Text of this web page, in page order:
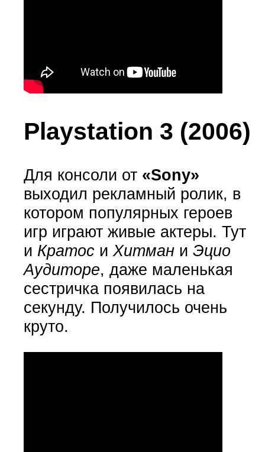
Playstation 3 (2006)
Для консоли от «Sony»
выходил рекламный ролик, в
котором популярных героев
игр играют живые актеры. Тут
и Кратоси Хитман и Эцио
Аудиторе, даже маленькая
сестричка появилась на
секунду. Получилось очень
круто.